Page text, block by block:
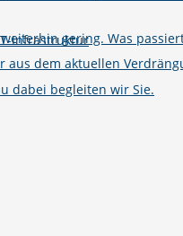
gering. Was
aus dem aktuellen
Infrastruktur
dabei begleiten wir Sie.